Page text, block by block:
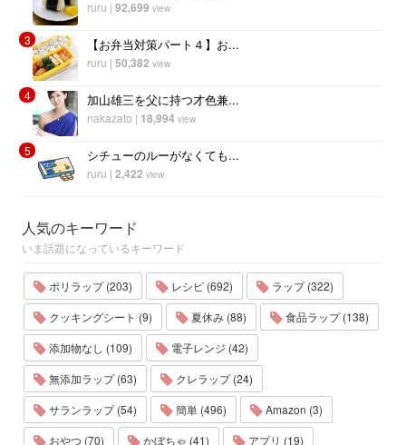
ruru | 92,699 view
3 【お弁当対策パート４】お...
ruru | 50,382 view
4 加山雄三を父に持つ才色兼...
nakazato | 18,994 view
5 シチューのルーがなくても...
ruru | 2,422 view
人気のキーワード
いま話題になっているキーワード
ポリラップ (203) レシピ (692)
ラップ (322)
クッキングシート (9)
夏休み (88)
食品ラップ (138)
添加物なし (109)
電子レンジ (42)
無添加ラップ (63)
クレラップ (24)
サランラップ (54)
簡単 (496)
Amazon (3)
おやつ (70)
かぼちゃ (41) アプリ (19)